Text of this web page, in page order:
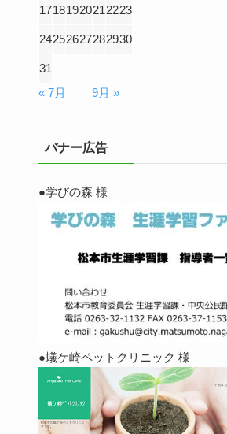
17181920212223
24252627282930
31
« 7月
9月 »
バナー広告
●学びの森 様
●蟻ケ崎ペットクリニック 様